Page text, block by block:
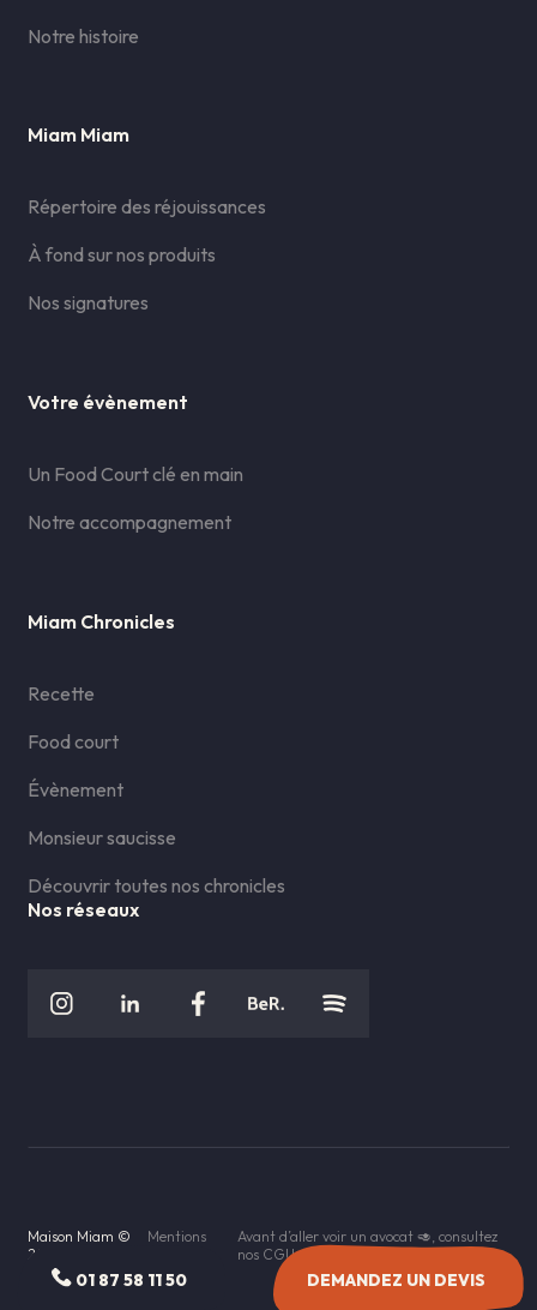
01 87 58 11 50 DEMANDEZ UN DEVIS
Notre histoire
Miam Miam
Répertoire des réjouissances
À fond sur nos produits
Nos signatures
Votre évènement
Un Food Court clé en main
Notre accompagnement
Miam Chronicles
Recette
Food court
Évènement
Monsieur saucisse
Découvrir toutes nos chronicles
Nos réseaux
Maison Miam ©
2026
Mentions
Avant d’aller voir un avocat 🥑, consultez
nos CGU